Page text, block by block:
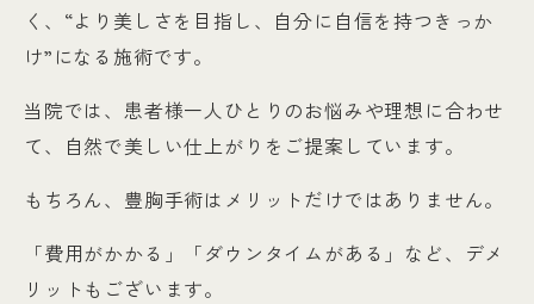
く、“より美しさを目指し、自分に自信を持つきっか
け”になる施術です。
当院では、患者様一人ひとりのお悩みや理想に合わせ
て、自然で美しい仕上がりをご提案しています。
もちろん、豊胸手術はメリットだけではありません。
「費用がかかる」「ダウンタイムがある」など、デメ
リットもございます。